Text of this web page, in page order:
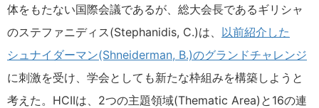
体をもたない国際会議であるが、総大会長であるギリシャ
のステファニディス(Stephanidis, C.)は、 以前紹介した
シュナイダーマン(Shneiderman, B.)のグランドチャレンジ
に刺激を受け、学会としても新たな枠組みを構築しようと
考えた。HCIIは、2つの主題領域(Thematic Area)と16の連